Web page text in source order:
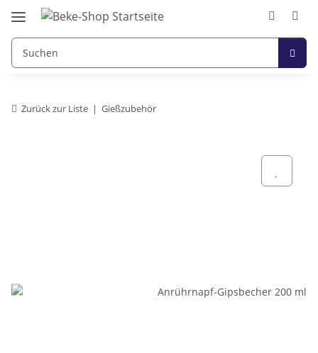
Zurück zur Liste Gießzubehör